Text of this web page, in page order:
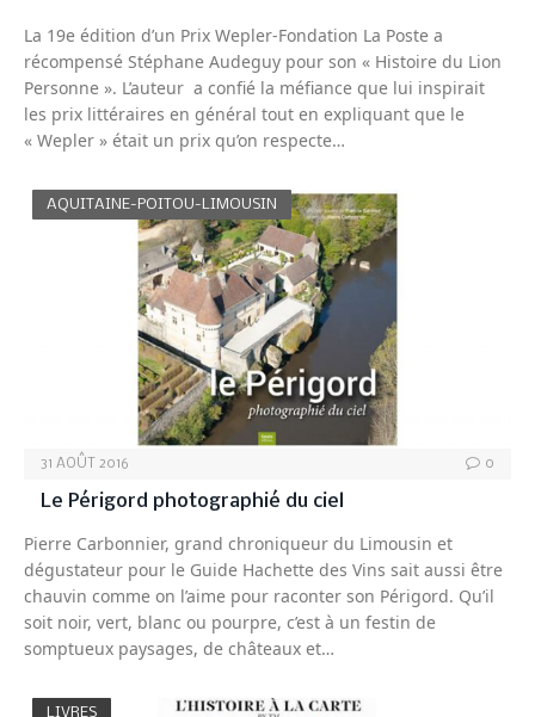
La 19e édition d’un Prix Wepler-Fondation La Poste a
récompensé Stéphane Audeguy pour son « Histoire du Lion
Personne ». L’auteur a confié la méfiance que lui inspirait
les prix littéraires en général tout en expliquant que le
« Wepler » était un prix qu’on respecte…
AQUITAINE-POITOU-LIMOUSIN
31 AOÛT 2016 0
Le Périgord photographié du ciel
Pierre Carbonnier, grand chroniqueur du Limousin et
dégustateur pour le Guide Hachette des Vins sait aussi être
chauvin comme on l’aime pour raconter son Périgord. Qu’il
soit noir, vert, blanc ou pourpre, c’est à un festin de
somptueux paysages, de châteaux et…
LIVRES